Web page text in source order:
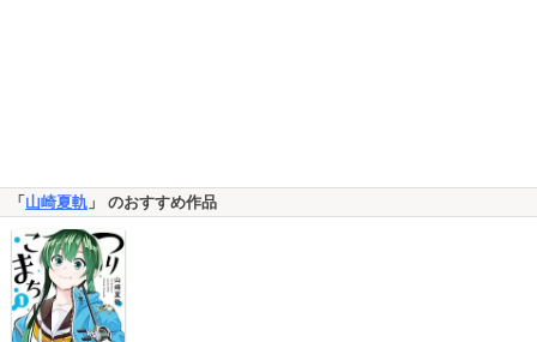
「山崎夏軌 」 のおすすめ作品